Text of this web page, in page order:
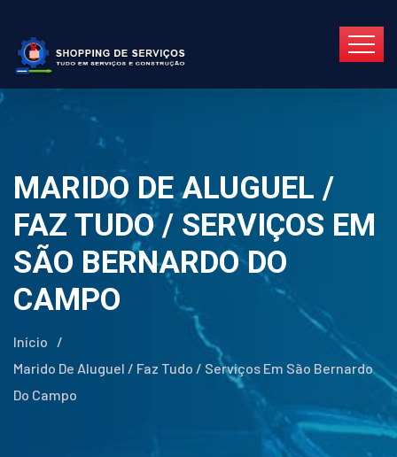
MARIDO DE ALUGUEL /
FAZ TUDO / SERVIÇOS EM
SÃO BERNARDO DO
CAMPO
Início
/
Marido De Aluguel / Faz Tudo / Serviços Em São Bernardo
Do Campo